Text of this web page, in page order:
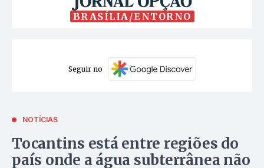
BRASÍLIA/ENTORNO
Seguir no
NOTÍCIAS
Tocantins está entre regiões do
país onde a água subterrânea não